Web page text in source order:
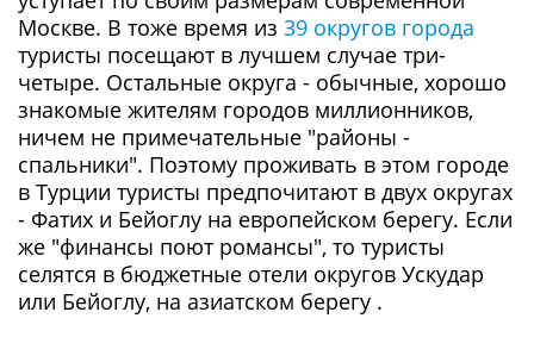
Москве. В тоже время из 39 округов города
туристы посещают в лучшем случае три-
четыре. Остальные округа - обычные, хорошо
знакомые жителям городов миллионников,
ничем не примечательные "районы -
спальники". Поэтому проживать в этом городе
в Турции туристы предпочитают в двух округах
- Фатих и Бейоглу на европейском берегу. Если
же "финансы поют романсы", то туристы
селятся в бюджетные отели округов Ускудар
или Бейоглу, на азиатском берегу .